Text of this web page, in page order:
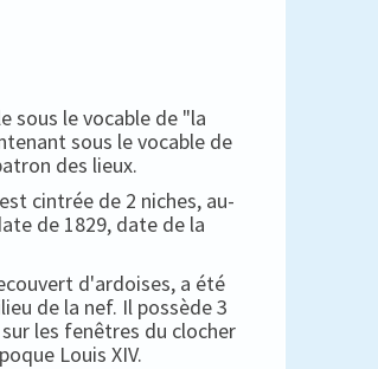
sous le vocable de "la
sous le vocable de
des lieux.
cintrée de 2 niches, au-
de 1829, date de la
d'ardoises, a été
de la nef. Il possède 3
les fenêtres du clocher
Louis XIV.